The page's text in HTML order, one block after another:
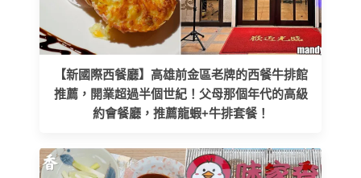
【新國際西餐廳】高雄前金區老牌的西餐牛排館
推薦，開業超過半個世紀！父母那個年代的高級
約會餐廳，推薦龍蝦+牛排套餐！